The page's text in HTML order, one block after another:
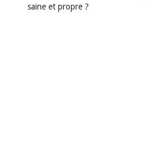
saine et propre ?